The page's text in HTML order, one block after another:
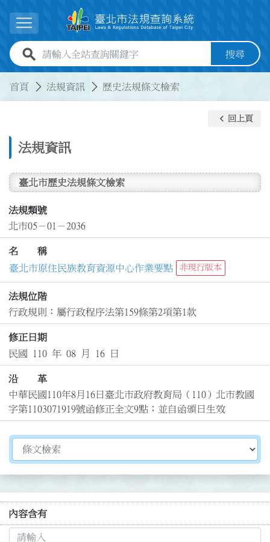
展開選單
全站查詢關鍵字欄位 搜尋
首頁 法規資訊 歷史法規條文檢索
法規資訊
keyboard_arrow_left 回上頁
臺北市歷史法規條文檢索
法規類號
北市05－01－2036
名 稱
臺北市原住民族教育資源中心作業要點
非現行版本
法規位階
行政規則：屬行政程序法第159條第2項第1款
修正日期
民國 110 年 08 月 16 日
沿 革
中華民國110年8月16日臺北市政府教育局（110）北市教國
字第1103071919號函修正全文9點；並自函頒日生效
切換選擇法規資訊內容
內容含有